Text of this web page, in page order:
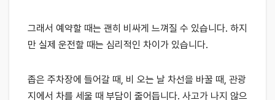
그래서 예약할 때는 괜히 비싸게 느껴질 수 있습니다. 하지
만 실제 운전할 때는 심리적인 차이가 있습니다.
좁은 주차장에 들어갈 때, 비 오는 날 차선을 바꿀 때, 관광
지에서 차를 세울 때 부담이 줄어듭니다. 사고가 나지 않으